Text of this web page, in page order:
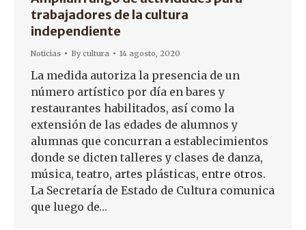
trabajadores de la cultura
independiente
Noticias Bycultura 14 agosto, 2020
La medida autoriza la presencia de un
número artístico por día en bares y
restaurantes habilitados, así como la
extensión de las edades de alumnos y
alumnas que concurran a establecimientos
donde se dicten talleres y clases de danza,
música, teatro, artes plásticas, entre otros.
La Secretaría de Estado de Cultura comunica
que luego de…